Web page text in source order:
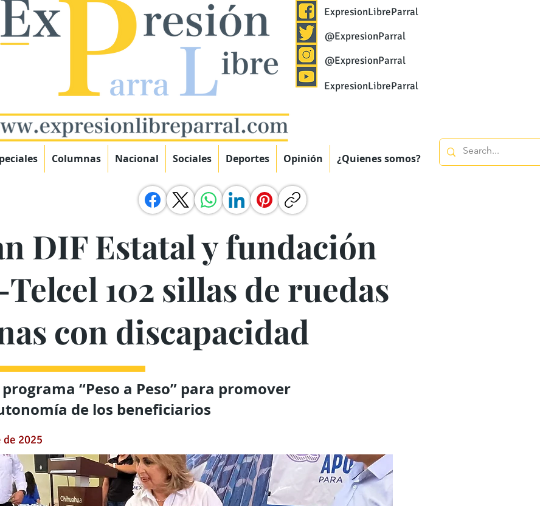
ExpresionLibreParral
@ExpresionParral
@ExpresionParral
ExpresionLibreParral
Columnas Nacional Sociales Deportes Opinión ¿Quienes somos?
DIF Estatal y fundación
102 sillas de ruedas
con discapacidad
“Peso a Peso” para promover
de los beneficiarios
2025